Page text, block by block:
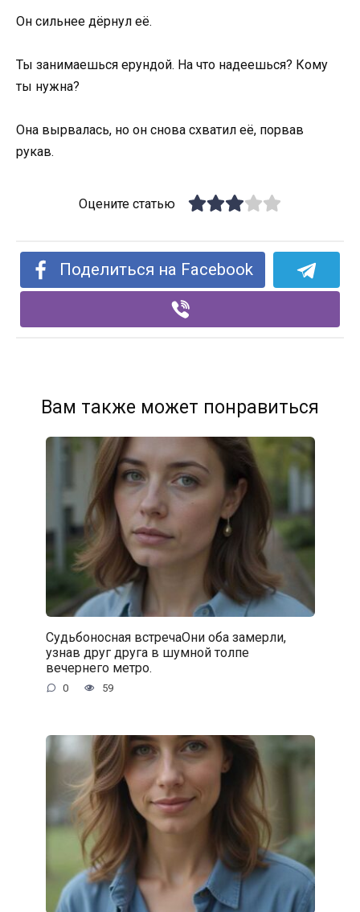
Он сильнее дёрнул её.
Ты занимаешься ерундой. На что надеешься? Кому
ты нужна?
Она вырвалась, но он снова схватил её, порвав
рукав.
Оцените статью
Поделиться на Facebook
Вам также может понравиться
Судьбоносная встречаОни оба замерли,
узнав друг друга в шумной толпе
вечернего метро.
0 59